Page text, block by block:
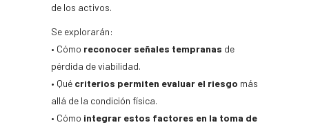
de los activos.
Se explorarán:
•⁠ Cómo reconocer señales tempranas de
pérdida de viabilidad.
•⁠⁠ Qué criterios permiten evaluar el riesgo más
allá de la condición física.
•⁠⁠ Cómo integrar estos factores en la toma de